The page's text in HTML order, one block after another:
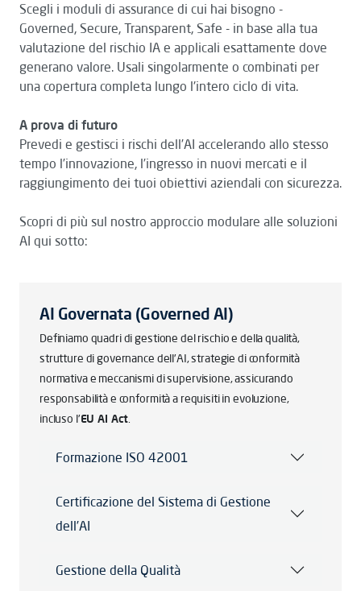
Scegli i moduli di assurance di cui hai bisogno -
Governed, Secure, Transparent, Safe - in base alla tua
valutazione del rischio IA e applicali esattamente dove
generano valore. Usali singolarmente o combinati per
una copertura completa lungo l'intero ciclo di vita.
A prova di futuro
Prevedi e gestisci i rischi dell’AI accelerando allo stesso
tempo l’innovazione, l’ingresso in nuovi mercati e il
raggiungimento dei tuoi obiettivi aziendali con sicurezza.
Scopri di più sul nostro approccio modulare alle soluzioni
AI qui sotto:
AI Governata (Governed AI)
Definiamo quadri di gestione del rischio e della qualità,
strutture di governance dell’AI, strategie di conformità
normativa e meccanismi di supervisione, assicurando
responsabilità e conformità a requisiti in evoluzione,
incluso l’EU AI Act.
Formazione ISO 42001
Certificazione del Sistema di Gestione
dell’AI
Gestione della Qualità